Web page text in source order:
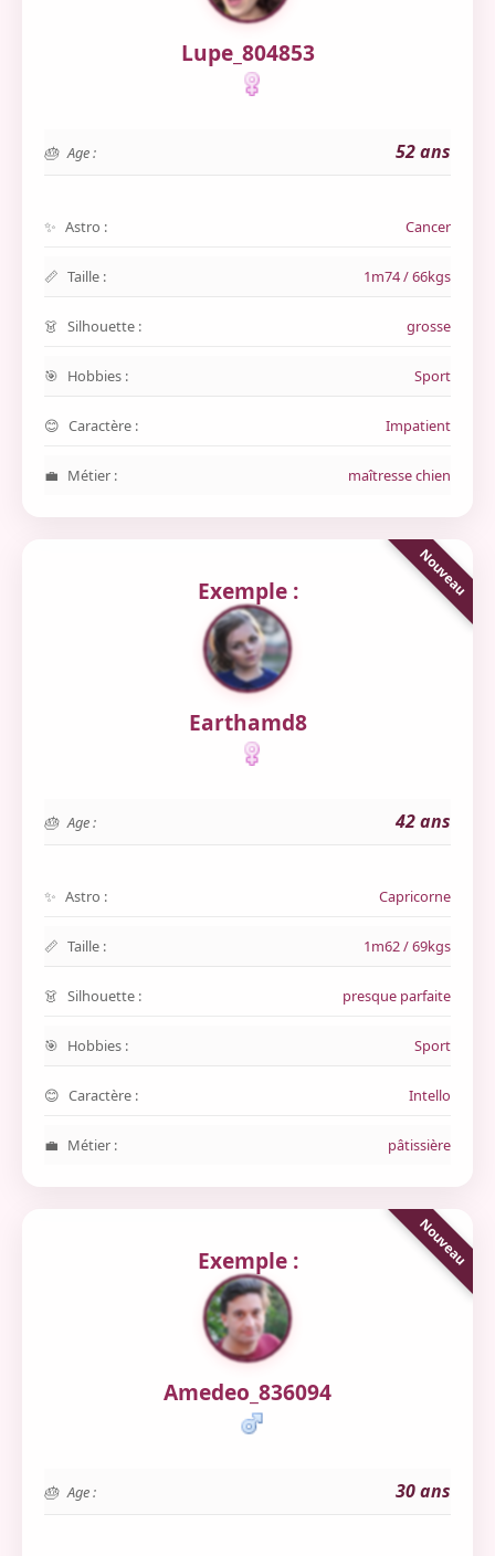
Lupe_804853
Age : 52 ans
Astro : Cancer
Taille : 1m74 / 66kgs
Silhouette : grosse
Hobbies : Sport
Caractère : Impatient
Métier : maîtresse chien
Exemple :
Earthamd8
Age : 42 ans
Astro : Capricorne
Taille : 1m62 / 69kgs
Silhouette : presque parfaite
Hobbies : Sport
Caractère : Intello
Métier : pâtissière
Exemple :
Amedeo_836094
Age : 30 ans